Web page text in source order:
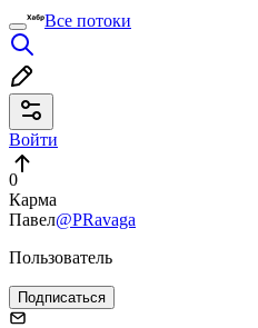
Все потоки
Войти
0
Карма
Павел@PRavaga
Пользователь
Подписаться